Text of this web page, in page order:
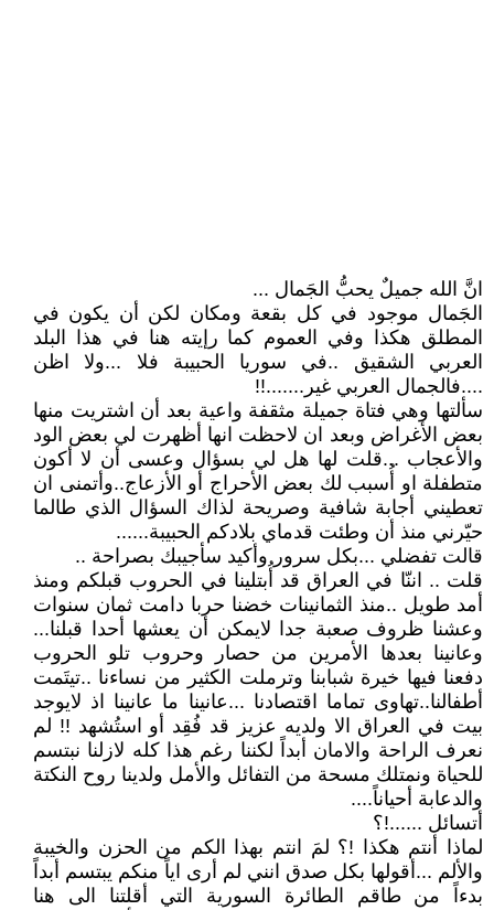
انَّ الله جميلٌ يحبُّ الجَمال ...
الجَمال موجود في كل بقعة ومكان لكن أن يكون في
المطلق هكذا وفي العموم كما رإيته هنا في هذا البلد
العربي الشقيق ..في سوريا الحبيبة فلا ...ولا اظن
....فالجمال العربي غير.......!!
سألتها وهي فتاة جميلة مثقفة واعية بعد أن اشتريت منها
بعض الأغراض وبعد ان لاحظت انها أظهرت لي بعض الود
والأعجاب ...قلت لها هل لي بسؤال وعسى أن لا أكون
متطفلة او أُسبب لك بعض الأحراج أو الأزعاج..وأتمنى ان
تعطيني أجابة شافية وصريحة لذاك السؤال الذي طالما
حيّرني منذ أن وطئت قدماي بلادكم الحبيبة......
قالت تفضلي ...بكل سرور وأكيد سأجيبك بصراحة ..
قلت .. اننّا في العراق قد أُبتلينا في الحروب قبلكم ومنذ
أمد طويل ..منذ الثمانينات خضنا حربا دامت ثمان سنوات
وعشنا ظروف صعبة جدا لايمكن أن يعشها أحدا قبلنا...
وعانينا بعدها الأمرين من حصار وحروب تلو الحروب
دفعنا فيها خيرة شبابنا وترملت الكثير من نساءنا ..تيتَمت
أطفالنا..تهاوى تماما اقتصادنا ...عانينا ما عانينا اذ لايوجد
بيت في العراق الا ولديه عزيز قد فُقِد أو استُشهد !! لم
نعرف الراحة والامان أبداً لكننا رغم هذا كله لازلنا نبتسم
للحياة ونمتلك مسحة من التفائل والأمل ولدينا روح النكتة
والدعابة أحياناً....
أتسائل ......!؟
لماذا أنتم هكذا !؟ لمَ انتم بهذا الكم من الحزن والخيبة
والألم ...أقولها بكل صدق انني لم أرى اياً منكم يبتسم أبداً
بدءاً من طاقم الطائرة السورية التي أقلتنا الى هنا